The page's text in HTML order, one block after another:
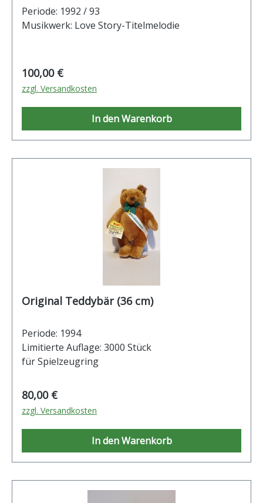
Periode: 1992 / 93
Musikwerk: Love Story-Titelmelodie
Regulärer Preis:
100,00 €
zzgl. Versandkosten
In den Warenkorb
Original Teddybär (36 cm)
Periode: 1994
Limitierte Auflage: 3000 Stück
für Spielzeugring
Regulärer Preis:
80,00 €
zzgl. Versandkosten
In den Warenkorb